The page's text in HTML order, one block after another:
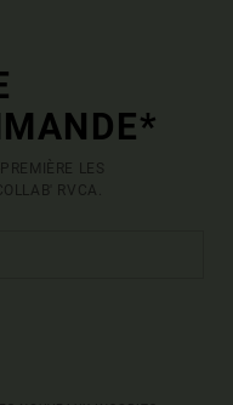
LES
RVCA.